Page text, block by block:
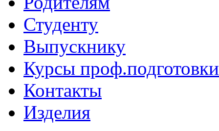
Студенту
Выпускнику
Курсы проф.подготовки
Контакты
Изделия